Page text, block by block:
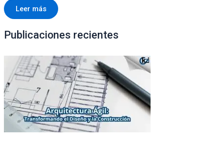
Leer más
Publicaciones recientes